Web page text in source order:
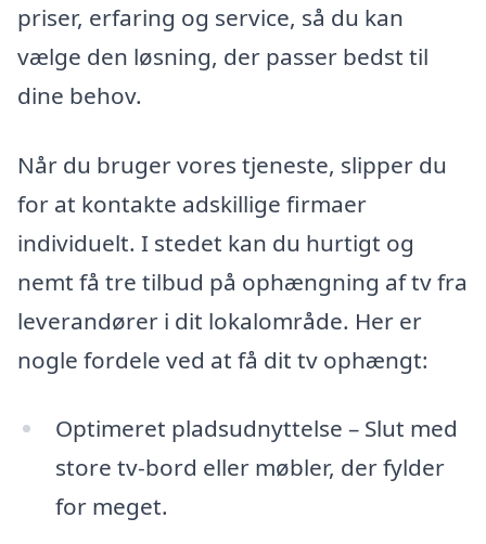
priser, erfaring og service, så du kan
vælge den løsning, der passer bedst til
dine behov.
Når du bruger vores tjeneste, slipper du
for at kontakte adskillige firmaer
individuelt. I stedet kan du hurtigt og
nemt få tre tilbud på ophængning af tv fra
leverandører i dit lokalområde. Her er
nogle fordele ved at få dit tv ophængt:
Optimeret pladsudnyttelse – Slut med
store tv-bord eller møbler, der fylder
for meget.